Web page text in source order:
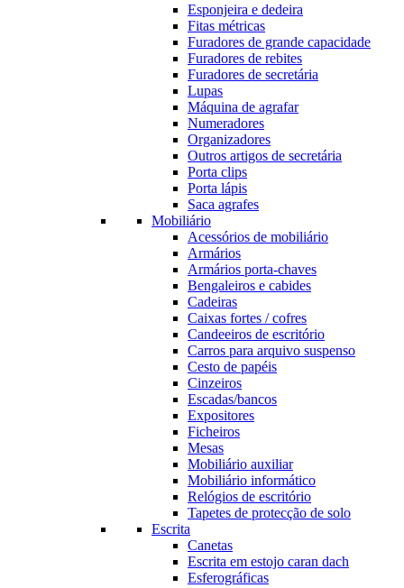
Esponjeira e dedeira
Fitas métricas
Furadores de grande capacidade
Furadores de rebites
Furadores de secretária
Lupas
Máquina de agrafar
Numeradores
Organizadores
Outros artigos de secretária
Porta clips
Porta lápis
Saca agrafes
Mobiliário
Acessórios de mobiliário
Armários
Armários porta-chaves
Bengaleiros e cabides
Cadeiras
Caixas fortes / cofres
Candeeiros de escritório
Carros para arquivo suspenso
Cesto de papéis
Cinzeiros
Escadas/bancos
Expositores
Ficheiros
Mesas
Mobiliário auxiliar
Mobiliário informático
Relógios de escritório
Tapetes de protecção de solo
Escrita
Canetas
Escrita em estojo caran dach
Esferográficas